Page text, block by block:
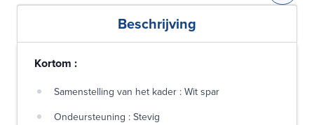
Beschrijving
Kortom :
Samenstelling van het kader : Wit spar
Ondeursteuning : Stevig